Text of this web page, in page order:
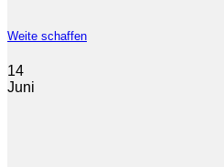
Weite schaffen
14
Juni